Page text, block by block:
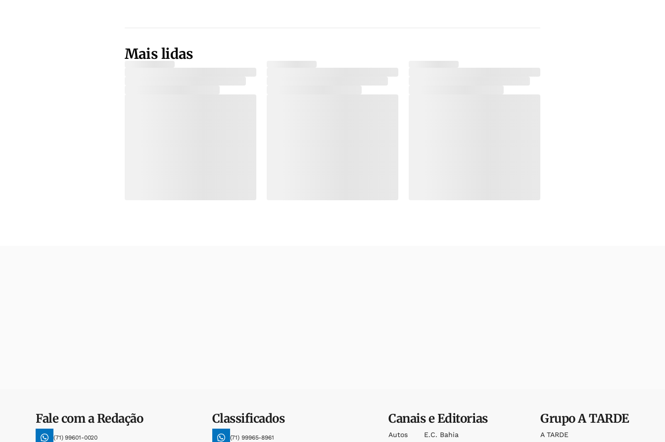
Mais lidas
Fale com a Redação
(71) 99601-0020
Classificados
(71) 99965-8961
Canais e Editorias
Autos E.c. Bahia
GrupoA TARDE
A TARDE